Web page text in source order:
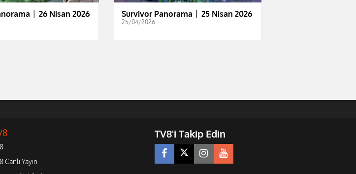
│ 26 Nisan 2026 Survivor Panorama │ 25 Nisan 2026
25/04/2026
Canlı Yayın
TV8'i Takip Edin